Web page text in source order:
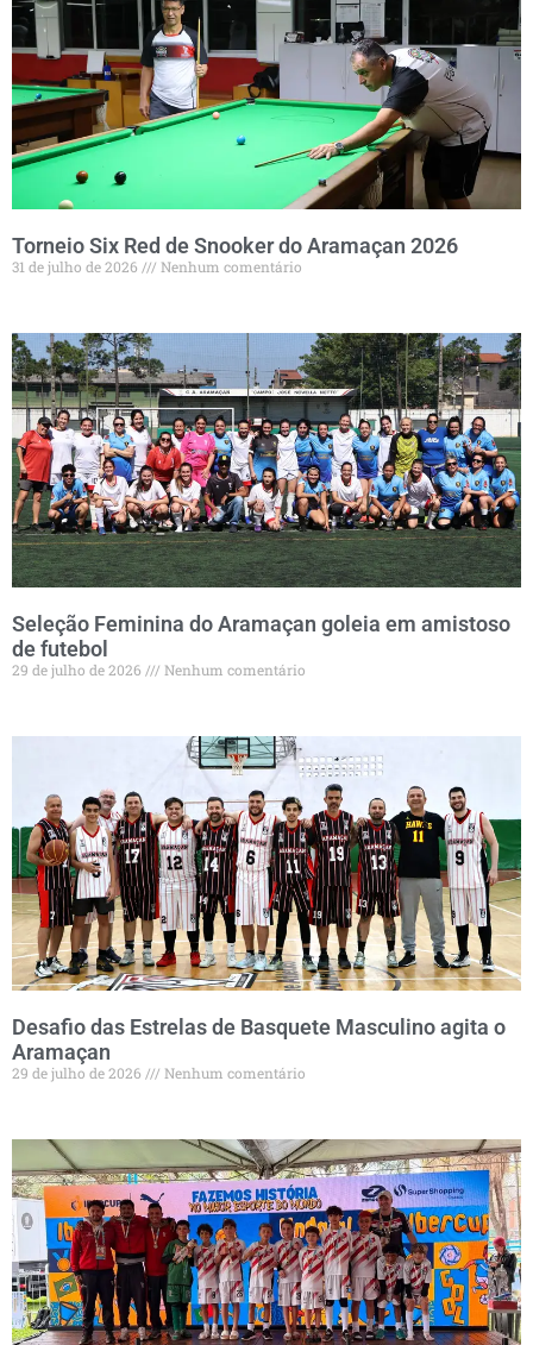
Torneio Six Red de Snooker do Aramaçan 2026
31 de julho de 2026 Nenhum comentário
Seleção Feminina do Aramaçan goleia em amistoso
de futebol
29 de julho de 2026 Nenhum comentário
Desafio das Estrelas de Basquete Masculino agita o
Aramaçan
29 de julho de 2026 Nenhum comentário